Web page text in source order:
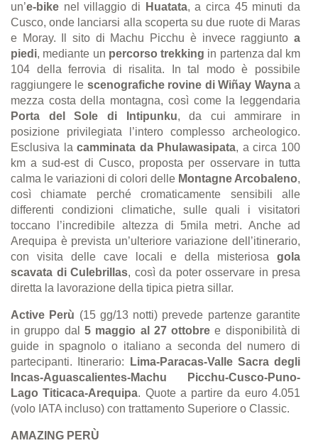
un’e-bike nel villaggio di Huatata, a circa 45 minuti da
Cusco, onde lanciarsi alla scoperta su due ruote di Maras
e Moray. Il sito di Machu Picchu è invece raggiunto a
piedi, mediante un percorso trekking in partenza dal km
104 della ferrovia di risalita. In tal modo è possibile
raggiungere le scenografiche rovine di Wiñay Waynaa
mezza costa della montagna, così come la leggendaria
Porta del Sole di Intipunku, da cui ammirare in
posizione privilegiata l’intero complesso archeologico.
Esclusiva lacamminata da Phulawasipata, a circa 100
km a sud-est di Cusco, proposta per osservare in tutta
calma le variazioni di colori delle Montagne Arcobaleno,
così chiamate perché cromaticamente sensibili alle
differenti condizioni climatiche, sulle quali i visitatori
toccano l’incredibile altezza di 5mila metri. Anche ad
Arequipa è prevista un’ulteriore variazione dell’itinerario,
con visita delle cave locali e della misteriosa gola
scavata di Culebrillas, così da poter osservare in presa
diretta la lavorazione della tipica pietra sillar.
Active Perù (15 gg/13 notti) prevede partenze garantite
in gruppo dal 5 maggio al 27 ottobre e disponibilità di
guide in spagnolo o italiano a seconda del numero di
partecipanti. Itinerario:
Lima-Paracas-Valle Sacra degli
Incas-Aguascalientes-Machu Picchu-Cusco-Puno-
Lago Titicaca-Arequipa. Quote a partire da euro 4.051
(volo IATA incluso) con trattamento Superiore o Classic.
AMAZING PERÙ